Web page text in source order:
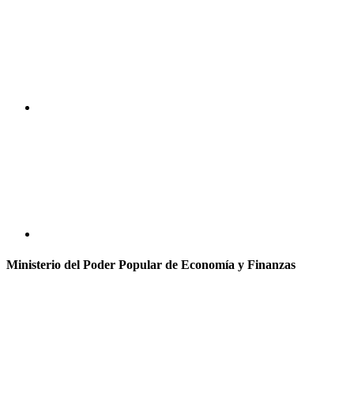
Ministerio del Poder Popular de Economía y Finanzas